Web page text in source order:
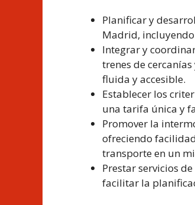
Planificar y
Madrid, incluyendo
Integrar y
trenes de
fluida y accesible.
Establecer los
una tarifa única y
Promover la
ofreciendo
transporte en un
Prestar servicios
facilitar la